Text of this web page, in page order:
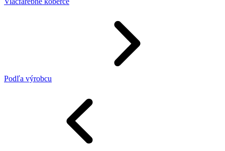
Podľa výrobcu